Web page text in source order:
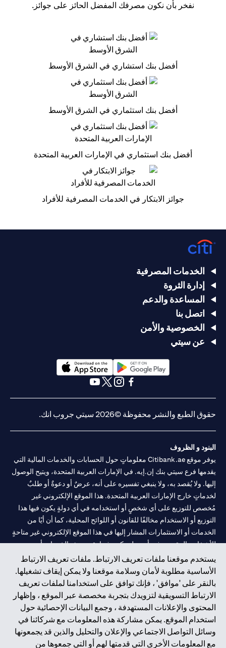
نفخر بأن نكون مصرفك المفضل الحائز على جوائز.
أفضل بنك استشاري في الشرق الأوسط
أفضل بنك استثماري في الشرق الأوسط
أفضل بنك استثماري في الإمارات العربية المتحدة
جوائز الابتكار في الخدمات المصرفية للأفراد
يستخدم موقعنا ملفات تعريف الارتباط. ملفات تعريف الارتباط
الأساسية مطلوبة لأمان وسلامة موقعنا ولا يمكن إيقاف تشغيلها.
بالنقر على 'موافق' ، فإنك توافق على استخدامنا لملفات تعريف
الارتباط التسويقية لتزويدك بتجربة مخصصة عبر الموقع ، وإظهار
المحتوى والإعلانات المستهدفة ، وجمع البيانات الإحصائية حول
استخدام الموقع. يمكن مشاركة هذه المعلومات مع شركائنا في
وسائل التواصل الاجتماعي والإعلان والتحليل والذين قد يجمعونها
مع المعلومات الأخرى التي قدمتها لهم أو التي جمعوها من
الخدمات المصرفية
إدارة الثروة
المساعدة والدعم
اتصل بنا
الخصوصية والأمن
عن سيتي
(opens in a new tab)
حقوق الطبع والنشر محفوظة ©2026 سيتي جروب انك.
البنود و الظروف
يوفر موقع Citibank.ae معلوماتٍ حول الحسابات والخدمات المالية التي
يقدمها فرع سيتي بنك إن.إيه. في الإمارات العربية المتحدة، ويتيح الوصول
إليها. ولا يُقصد به، ولا ينبغي تفسيره على أنه، عرضٌ أو دعوةٌ أو طلبٌ
لخدماتٍ خارج الإمارات العربية المتحدة. هذا الموقع الإلكتروني غير
مُخصص للتوزيع على أي شخصٍ أو استخدامه في أي دولةٍ يكون فيها هذا
التوزيع أو الاستخدام مخالفًا للقانون أو اللوائح المحلية، كما أن أيًا من
الخدمات أو الاستثمارات المشار إليها في هذا الموقع الإلكتروني غير متاحةٍ
للأشخاص المقيمين في أي دولةٍ يكون فيها تقديم هذه الخدمات أو
الاستثمارات مخالفًا للقانون أو اللوائح المحلية.
سيتي بنك هي علامة خدمة لشركة Citigroup Inc. أو .Citibank N.A ،
مستخدمة ومسجلة في جميع أنحاء العالم.
سيتي بنك إن. إيه. الإمارات مسجل لدى مصرف الإمارات المركزي تحت
أرقام التراخيص 202563 لفرع الوصل في دبي، 531989 لفرع مول
الإمارات في دبي، و
CN-1002019 لفرع أبوظبي. هاتف: 4000 311 04.